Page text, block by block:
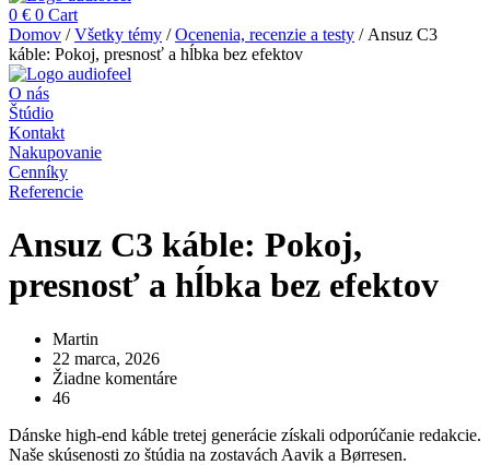
0 € 0 Cart
Domov /Všetky témy /Ocenenia, recenzie a testy / Ansuz C3
káble: Pokoj, presnosť a hĺbka bez efektov
O nás
Štúdio
Kontakt
Nakupovanie
Cenníky
Referencie
Ansuz C3 káble: Pokoj,
presnosť a hĺbka bez efektov
Martin
22 marca, 2026
Žiadne komentáre
46
Dánske high-end káble tretej generácie získali odporúčanie redakcie.
Naše skúsenosti zo štúdia na zostavách Aavik a Børresen.